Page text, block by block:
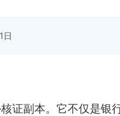
日
副本。它不仅是银行